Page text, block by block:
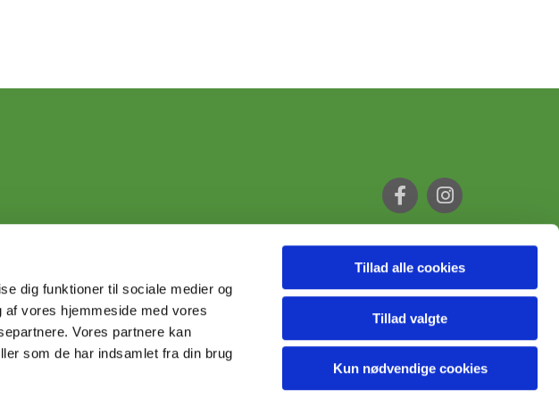
dig funktioner til sociale medier og
vores hjemmeside med vores
Vores partnere kan
som de har indsamlet fra din brug
Tillad alle cookies
Tillad valgte
Kun nødvendige cookies